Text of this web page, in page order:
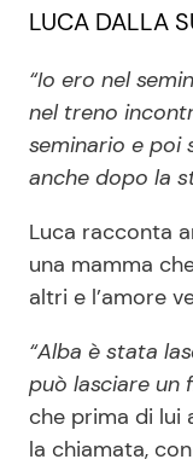
LUCA DALLA
“Io ero nel
nel treno
seminario e poi
anche dopo la
Luca racconta
una mamma
altri e l’amore
“Alba è stata
può lasciare un
che prima di lui
la chiamata,